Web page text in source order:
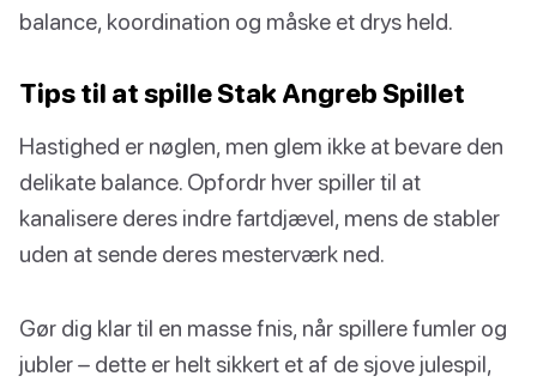
balance, koordination og måske et drys held.
Tips til at spille Stak Angreb Spillet
Hastighed er nøglen, men glem ikke at bevare den
delikate balance. Opfordr hver spiller til at
kanalisere deres indre fartdjævel, mens de stabler
uden at sende deres mesterværk ned.
Gør dig klar til en masse fnis, når spillere fumler og
jubler – dette er helt sikkert et af de sjove julespil,